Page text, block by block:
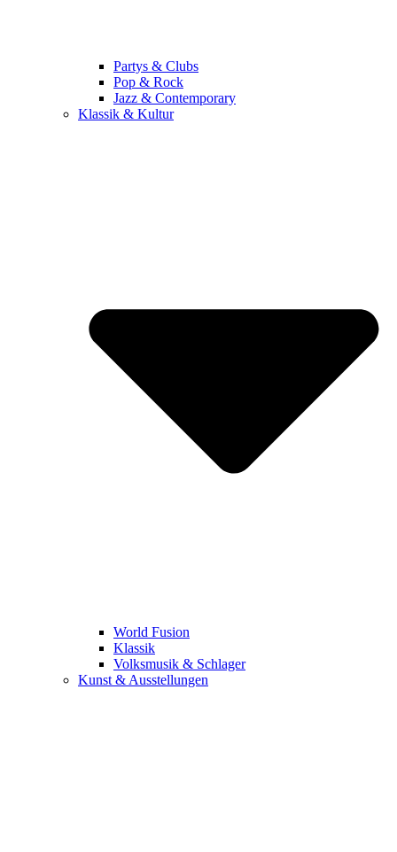
Partys & Clubs
Pop & Rock
Jazz & Contemporary
Klassik & Kultur
World Fusion
Klassik
Volksmusik & Schlager
Kunst & Ausstellungen